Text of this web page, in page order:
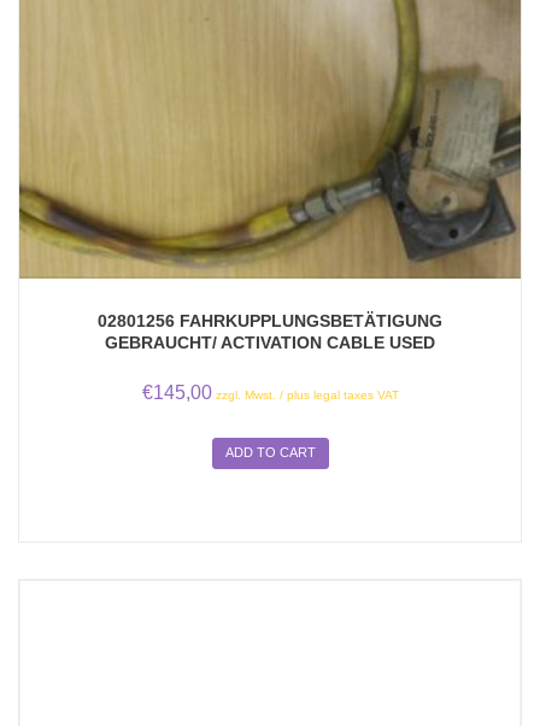
02801256 FAHRKUPPLUNGSBETÄTIGUNG
GEBRAUCHT/ ACTIVATION CABLE USED
€145,00 zzgl. Mwst. / plus legal taxes VAT
ADD TO CART